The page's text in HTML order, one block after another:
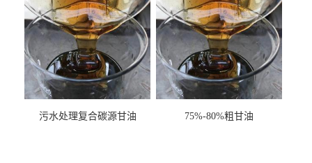
污水处理复合碳源甘油
75%-80%粗甘油